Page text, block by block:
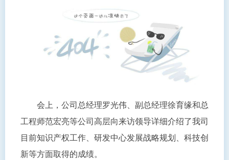
会上，公司总经理罗光伟、副总经理徐育缘和总
工程师范宏亮等公司高层向来访领导详细介绍了我司
目前知识产权工作、研发中心发展战略规划、科技创
新等方面取得的成绩。